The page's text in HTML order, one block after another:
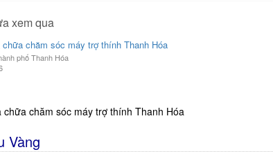
xem qua
chăm sóc máy trợ thính Thanh Hóa
phố Thanh Hóa
chữa chăm sóc máy trợ thính Thanh Hóa
Vàng